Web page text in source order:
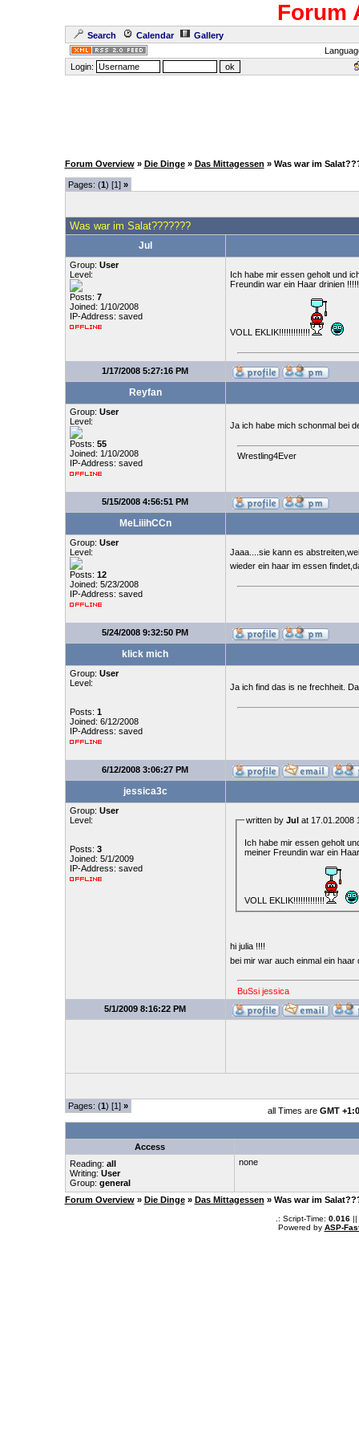
Forum
Search Calendar
Gallery
Login:
Forum Overview » Die Dinge » Das Mittagessen » Was war im
Pages: (1) [1] »
Was war im Salat???????
Jul
Group: User
Level:
Posts: 7
Joined: 1/10/2008
IP-Address: saved
Ich habe mir essen geholt und
Freundin war ein Haar drinien
VOLL EKLIK!!!!!!!!!!!!!
1/17/2008 5:27:16 PM
Reyfan
Group: User
Level:
Posts: 55
Joined: 1/10/2008
IP-Address: saved
Ja ich habe mich schonmal bei
Wrestling4Ever
5/15/2008 4:56:51 PM
MeLiiihCCn
Group: User
Level:
Posts: 12
Joined: 5/23/2008
IP-Address: saved
Jaaa....sie kann es
wieder ein haar im essen
5/24/2008 9:32:50 PM
klick mich
Group: User
Level:
Posts: 1
Joined: 6/12/2008
IP-Address: saved
Ja ich find das is ne frechheit.
6/12/2008 3:06:27 PM
jessica3c
Group: User
Level:
Posts: 3
Joined: 5/1/2009
IP-Address: saved
written by Julat 17.01.2008
Ich habe mir essen geholt
meiner Freundin war ein
VOLL EKLIK!!!!!!!!!!!!!
hi julia !!!!
bei mir war auch einmal ein haar
BuSsi jessica
5/1/2009 8:16:22 PM
Pages: (1) [1] » all Times are GMT
Access
Reading: all
Writing: User
Group: general
none
Forum Overview » Die Dinge » Das Mittagessen » Was war im
.: Script-Time: 0.016||
Powered by ASP-